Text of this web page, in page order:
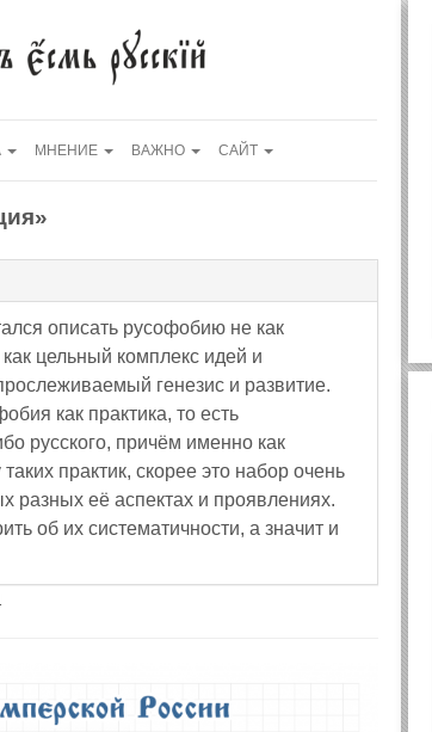
МНЕНИЕ ВАЖНО САЙТ
описать русофобию не как
цельный комплекс идей и
генезис и развитие.
как практика, то есть
русского, причём именно как
практик, скорее это набор очень
разных её аспектах и проявлениях.
об их систематичности, а значит и